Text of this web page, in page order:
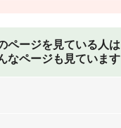
ページを見ている人は
なページも見ています